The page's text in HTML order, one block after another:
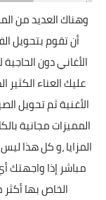
وهناك العديد من
الأغاني دون
المميزات مجانية
المزايا ،و كل هذا
مباشر إذا
الخاص بها